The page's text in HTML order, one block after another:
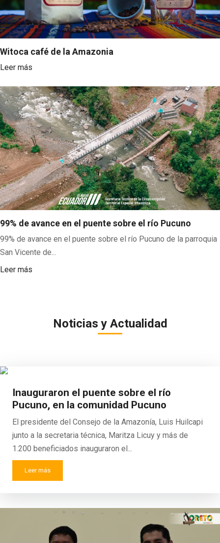
Witoca café de la Amazonia
Leer más
99% de avance en el puente sobre el río Pucuno
99% de avance en el puente sobre el río Pucuno de la parroquia
San Vicente de...
Leer más
Noticias y Actualidad
Inauguraron el puente sobre el río
Pucuno, en la comunidad Pucuno
El presidente del Consejo de la Amazonía, Luis Huilcapi
junto a la secretaria técnica, Maritza Licuy y más de
1.200 beneficiados inauguraron el...
Leer más